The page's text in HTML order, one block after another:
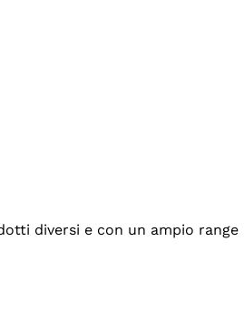
diversi e con un ampio